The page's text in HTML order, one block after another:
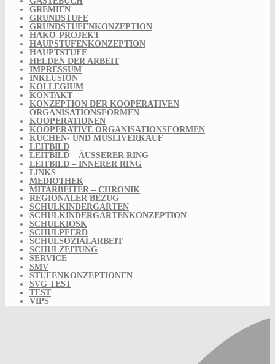
GREMIEN
GRUNDSTUFE
GRUNDSTUFENKONZEPTION
HAKO-PROJEKT
HAUPSTUFENKONZEPTION
HAUPTSTUFE
HELDEN DER ARBEIT
IMPRESSUM
INKLUSION
KOLLEGIUM
KONTAKT
KONZEPTION DER KOOPERATIVEN
ORGANISATIONSFORMEN
KOOPERATIONEN
KOOPERATIVE ORGANISATIONSFORMEN
KUCHEN- UND MÜSLIVERKAUF
LEITBILD
LEITBILD – ÄUSSERER RING
LEITBILD – INNERER RING
LINKS
MEDIOTHEK
MITARBEITER – CHRONIK
REGIONALER BEZUG
SCHULKINDERGARTEN
SCHULKINDERGARTENKONZEPTION
SCHULKIOSK
SCHULPFERD
SCHULSOZIALARBEIT
SCHULZEITUNG
SERVICE
SMV
STUFENKONZEPTIONEN
SVG TEST
TEST
VIPS